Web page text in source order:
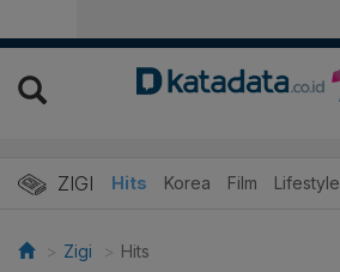
ZIGI Hits Korea Film Lifestyle
Zigi Hits